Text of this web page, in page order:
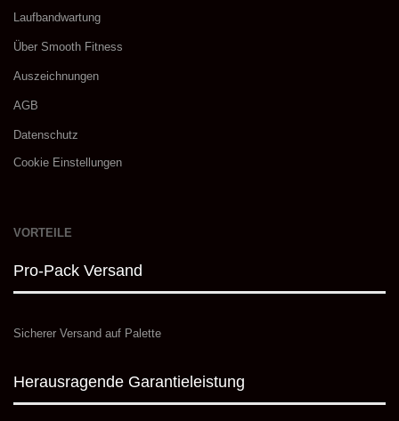
Laufbandwartung
​Über Smooth Fitness
Auszeichnungen
AGB
Datenschutz
Cookie Einstellungen
VORTEILE
Pro-Pack Versand
Sicherer Versand auf Palette
Herausragende Garantieleistung